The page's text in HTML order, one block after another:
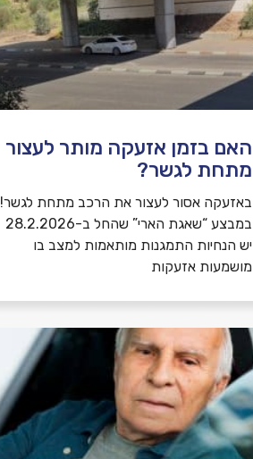
שלח משוב
האם בזמן אזעקה מותר לעצור
מתחת לגשר?
באזעקה אסור לעצור את הרכב מתחת לגשר!
במבצע “שאגת הארי” שהחל ב-28.2.2026
יש הנחיות התמגנות מותאמות למצב בו
מושמעות אזעקות